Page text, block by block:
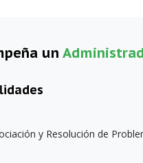
un
y Resolución de